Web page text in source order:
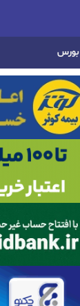
بورس